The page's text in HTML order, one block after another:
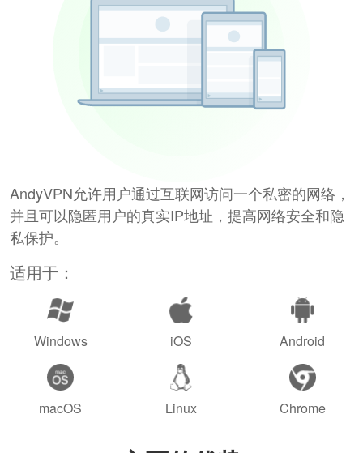
AndyVPN允许用户通过互联网访问一个私密的网络，
并且可以隐匿用户的真实IP地址，提高网络安全和隐
私保护。
适用于：
Windows iOS Android
macOS Linux Chrome